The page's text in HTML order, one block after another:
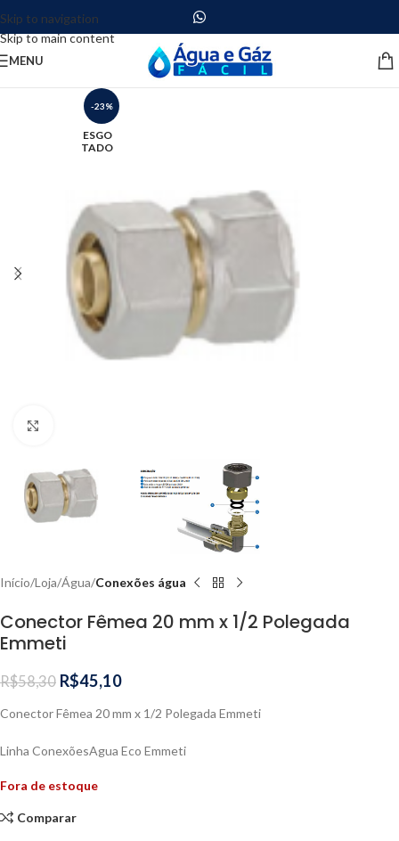
Skip to navigation
Skip to main content
MENU
-23%
ESGO
TADO
Início Loja Água Conexões água
Conector Fêmea 20 mm x 1/2 Polegada
Emmeti
R$58,30 R$45,10
Conector Fêmea 20 mm x 1/2 Polegada Emmeti
Linha ConexõesAgua Eco Emmeti
Fora de estoque
Comparar